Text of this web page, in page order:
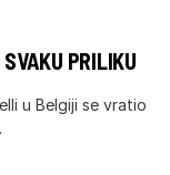
PRILIKU
u Belgiji se vratio